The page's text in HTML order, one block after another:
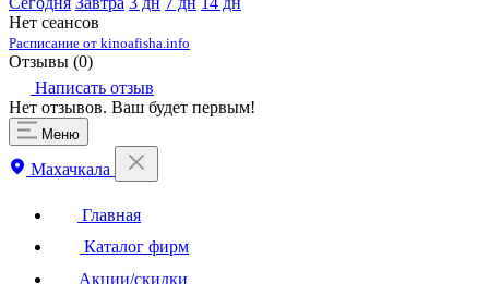
Нет сеансов
Расписание от kinoafisha.info
Отзывы (0)
Написать отзыв
Нет отзывов. Ваш будет первым!
Меню
Махачкала
Главная
Каталог фирм
Акции/скидки